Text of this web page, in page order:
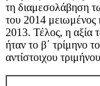
τη διαμεσολάβηση
του 2014 μειωμένος
2013. Τέλος, η αξία
ήταν το β΄ τρίμηνο
αντίστοιχου